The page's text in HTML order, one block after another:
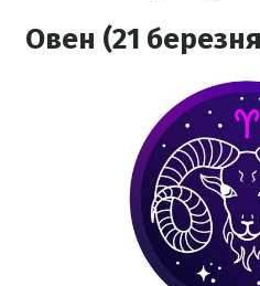
Овен (21